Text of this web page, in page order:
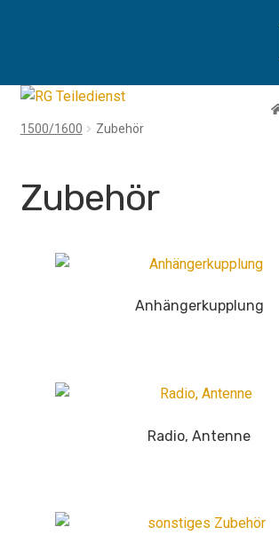
T1
T2
1500/1600
Zubehör
Zubehör
Anhängerkupplung
Radio, Antenne